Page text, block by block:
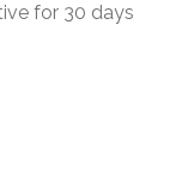
for 30 days